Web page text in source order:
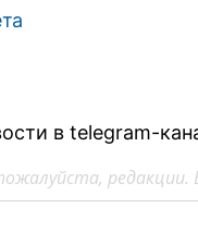
в telegram-